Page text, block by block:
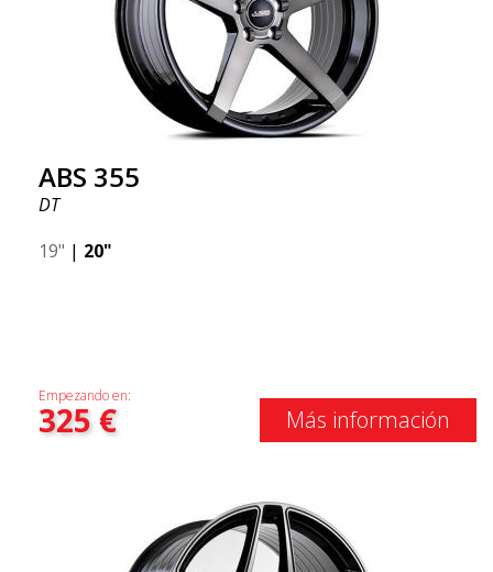
ABS 355
DT
19" | 20"
Empezando en:
325€ Más información